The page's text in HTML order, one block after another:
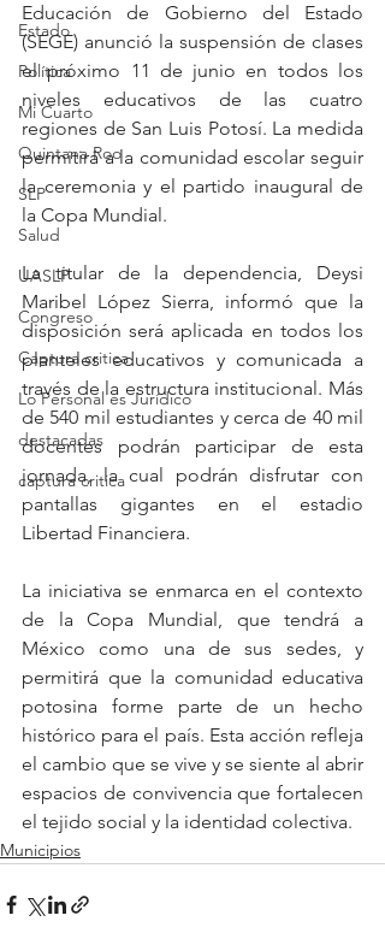
Estado
Política
Mi Cuarto
Quintana Roo
SLP
Salud
UASLP
Congreso
Captura critica
Lo Personal es Jurídico
destacadas
captura critica
Educación de Gobierno del Estado
(SEGE) anunció la suspensión de clases
el próximo 11 de junio en todos los
niveles educativos de las cuatro
regiones de San Luis Potosí. La medida
permitirá a la comunidad escolar seguir
la ceremonia y el partido inaugural de
la Copa Mundial.
La titular de la dependencia, Deysi
Maribel López Sierra, informó que la
disposición será aplicada en todos los
planteles educativos y comunicada a
través de la estructura institucional. Más
de 540 mil estudiantes y cerca de 40 mil
docentes podrán participar de esta
jornada, la cual podrán disfrutar con
pantallas gigantes en el estadio
Libertad Financiera.
La iniciativa se enmarca en el contexto
de la Copa Mundial, que tendrá a
México como una de sus sedes, y
permitirá que la comunidad educativa
potosina forme parte de un hecho
histórico para el país. Esta acción refleja
el cambio que se vive y se siente al abrir
espacios de convivencia que fortalecen
el tejido social y la identidad colectiva.
Municipios